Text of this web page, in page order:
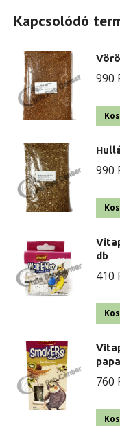
Kapcsolódó
990
990
db
410
760